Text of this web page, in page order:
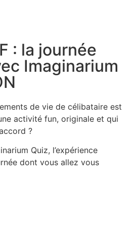
: la journée
Imaginarium
de vie de célibataire est
activité fun, originale et qui
?
Quiz, l’expérience
dont vous allez vous